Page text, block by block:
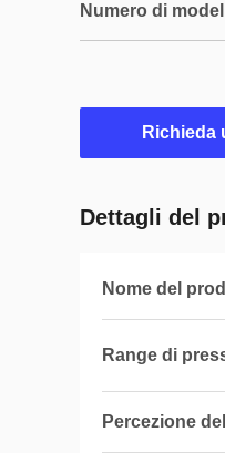
Numero di
Richieda
Dettagli del
Nome del
Range di
Percezione